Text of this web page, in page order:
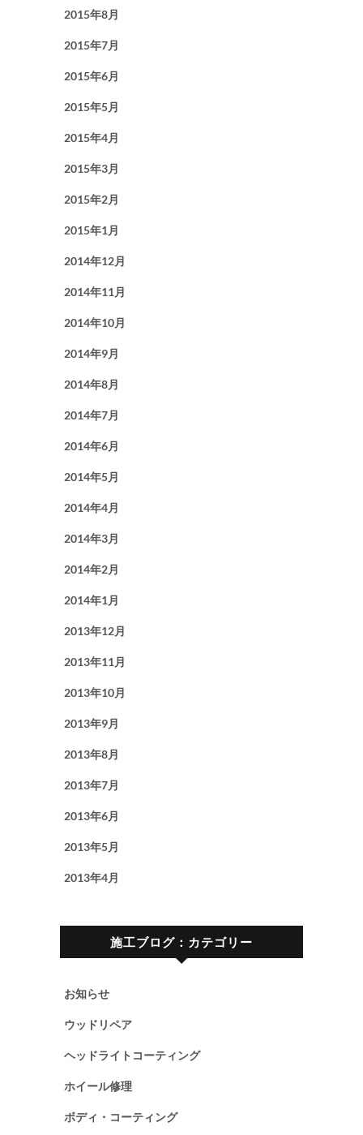
2015年8月
2015年7月
2015年6月
2015年5月
2015年4月
2015年3月
2015年2月
2015年1月
2014年12月
2014年11月
2014年10月
2014年9月
2014年8月
2014年7月
2014年6月
2014年5月
2014年4月
2014年3月
2014年2月
2014年1月
2013年12月
2013年11月
2013年10月
2013年9月
2013年8月
2013年7月
2013年6月
2013年5月
2013年4月
施工ブログ：カテゴリー
お知らせ
ウッドリペア
ヘッドライトコーティング
ホイール修理
ボディ・コーティング